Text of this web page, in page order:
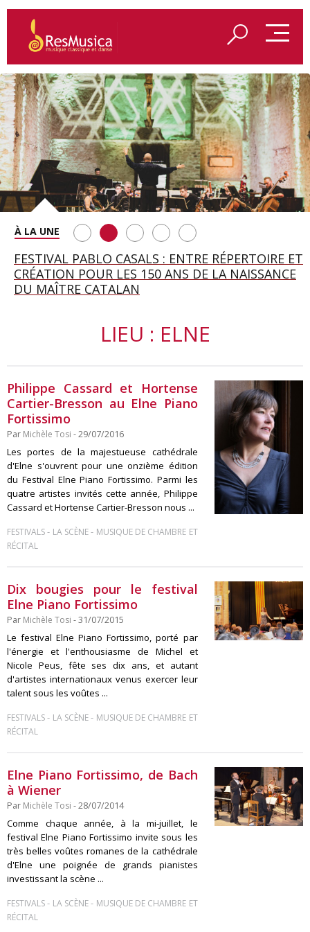
SAINT FRANÇOIS D’ASSISE À SALZBOURG, UNE
SOIRÉE IMMENSE PORTÉE PAR ROMEO
CASTELLUCCI ET MAXIME PASCAL
FESTIVAL PABLO CASALS : ENTRE RÉPERTOIRE ET
CRÉATION POUR LES 150 ANS DE LA NAISSANCE
DU MAÎTRE CATALAN
A BAYREUTH, LE 150E ANNIVERSAIRE DU RING
WAGNÉRIEN GÉNÉRÉ PAR L’IA
BETSY JOLAS FÊTE SON CENTIÈME
ANNIVERSAIRE
GEORGE BENJAMIN : « MES PARENTS AVAIENT
CETTE EXIGENCE DE L’OBJET CISELÉ »
LIEU : ELNE
Philippe Cassard et Hortense
Cartier-Bresson au Elne Piano
Fortissimo
Par Michèle Tosi - 29/07/2016
Les portes de la majestueuse cathédrale
d'Elne s'ouvrent pour une onzième édition
du Festival Elne Piano Fortissimo. Parmi les
quatre artistes invités cette année, Philippe
Cassard et Hortense Cartier-Bresson nous ...
FESTIVALS- LA SCÈNE- MUSIQUE DE CHAMBRE ET
RÉCITAL
Dix bougies pour le festival
Elne Piano Fortissimo
Par Michèle Tosi - 31/07/2015
Le festival Elne Piano Fortissimo, porté par
l'énergie et l'enthousiasme de Michel et
Nicole Peus, fête ses dix ans, et autant
d'artistes internationaux venus exercer leur
talent sous les voûtes ...
FESTIVALS- LA SCÈNE- MUSIQUE DE CHAMBRE ET
RÉCITAL
Elne Piano Fortissimo, de Bach
à Wiener
Par Michèle Tosi - 28/07/2014
Comme chaque année, à la mi-juillet, le
festival Elne Piano Fortissimo invite sous les
très belles voûtes romanes de la cathédrale
d'Elne une poignée de grands pianistes
investissant la scène ...
FESTIVALS- LA SCÈNE- MUSIQUE DE CHAMBRE ET
RÉCITAL